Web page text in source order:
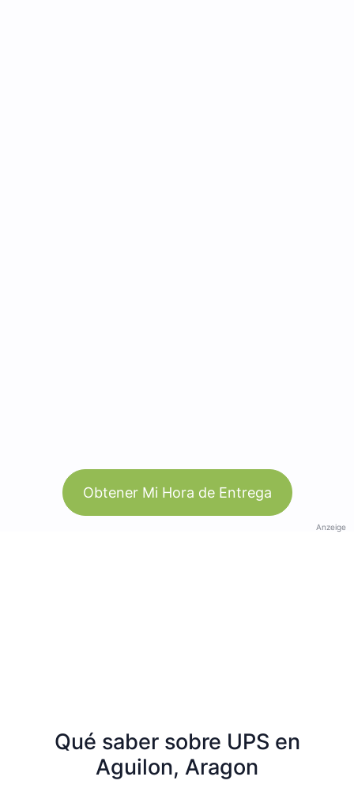
Obtener Mi Hora de Entrega
Anzeige
Qué saber sobre UPS en
Aguilon, Aragon